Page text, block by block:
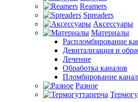
Reamers
Spreaders
Аксессуары
Материалы
Распломбирование
Девитализация и
Лечение
Обработка каналов
Пломбирование
Разное